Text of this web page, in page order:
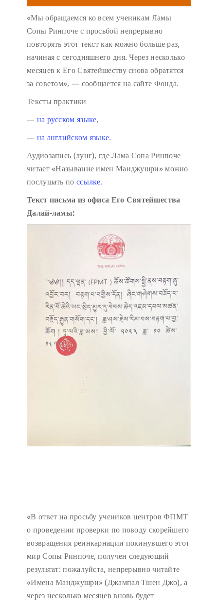
«Мы обращаемся ко всем ученикам Ламы
Сопы Ринпоче с просьбой непрерывно
повторять этот текст как можно больше раз,
начиная с сегодняшнего дня. Через несколько
месяцев к Его Святейшеству снова обратятся
за советом», — сообщается на сайте Фонда.
Тексты практики
— на русском языке,
— на английском языке.
Аудиозапись (лунг), где Лама Сопа Ринпоче
читает «Называние имен Манджушри» можно
послушать по ссылке.
Текст письма из офиса Его Святейшества
Далай-ламы:
«В ответ на просьбу учеников центров ФПМТ
о проведении проверки по поводу скорейшего
возвращения реинкарнации покинувшего этот
мир Сопы Ринпоче, получен следующий
результат: пожалуйста, непрерывно читайте
«Имена Манджушри» (Джампал Тшен Джо), а
через несколько месяцев вновь будет